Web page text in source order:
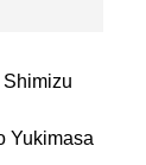
Shimizu
Yukimasa